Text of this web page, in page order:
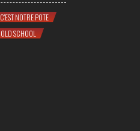
C'EST NOTRE POTE
OLD SCHOOL